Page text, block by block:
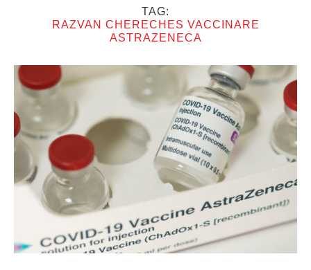
TAG:
RAZVAN CHERECHES VACCINARE
ASTRAZENECA